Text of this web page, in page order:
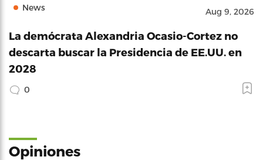
News Aug 9, 2026
La demócrata Alexandria Ocasio-Cortez no
descarta buscar la Presidencia de EE.UU. en
2028
0
Opiniones